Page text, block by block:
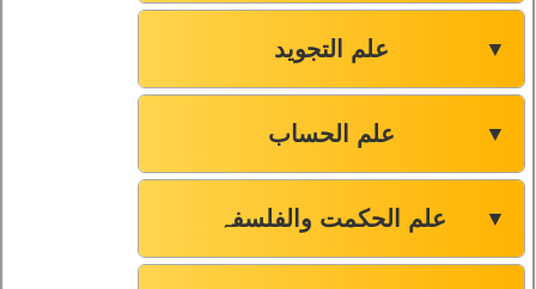
علم التجوید ▼
علم الحساب ▼
علم الحکمت والفلسفہ ▼